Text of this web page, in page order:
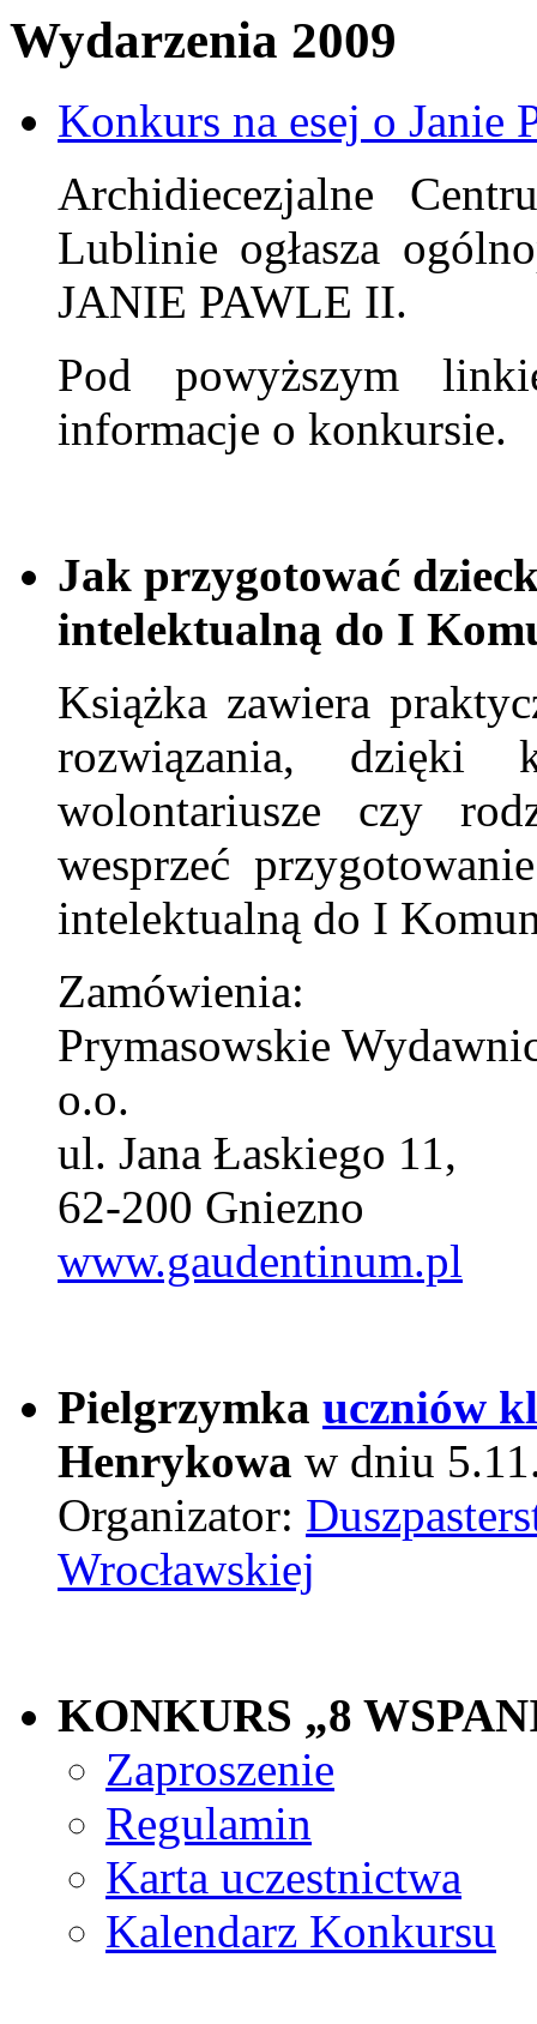
Wydarzenia 2009
Konkurs na esej o Janie
Archidiecezjalne
Lublinie ogłasza
JANIE PAWLE II.
Pod powyższym
informacje o konkursie.
Jak przygotować
intelektualną do I
Książka zawiera
rozwiązania, dzięki
wolontariusze czy
wesprzeć
intelektualną do I
Zamówienia:
Prymasowskie
o.o.
ul. Jana Łaskiego 11,
62-200 Gniezno
www.gaudentinum.pl
Pielgrzymka uczniów
Henrykowa w dniu
Organizator:
Wrocławskiej
KONKURS „8
Zaproszenie
Regulamin
Karta uczestnictwa
Kalendarz Konkursu